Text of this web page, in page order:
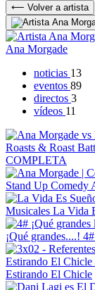
⟵ Volver a artista
Ana Morgade
noticias 13
eventos 89
directos 3
vídeos 11
Roasts & Roast
COMPLETA
Stand Up Comedy
Musicales La Vida
¡Qué grandes....!
Estirando El Chicle
Estirando El Chicle